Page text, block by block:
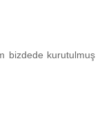
bizdede kurutulmuş